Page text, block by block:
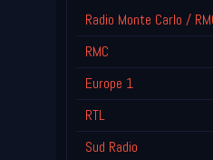
Radio Monte Carlo /
RMC
Europe 1
RTL
Sud Radio